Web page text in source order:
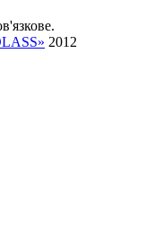
2012